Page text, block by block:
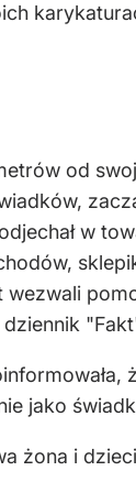
od
w
wezwali
jako
żona i